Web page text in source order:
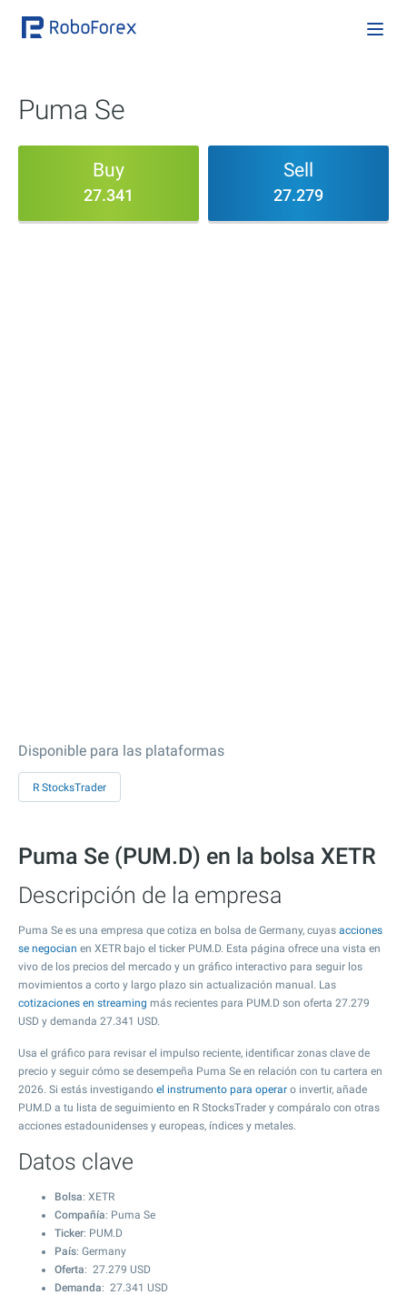
Puma Se
Buy
27.341
Sell
27.279
Disponible para las plataformas
R StocksTrader
Puma Se (PUM.D) en la bolsa XETR
Descripción de la empresa
Puma Se es una empresa que cotiza en bolsa de Germany, cuyas acciones
se negocian en XETR bajo el ticker PUM.D. Esta página ofrece una vista en
vivo de los precios del mercado y un gráfico interactivo para seguir los
movimientos a corto y largo plazo sin actualización manual. Las
cotizaciones en streaming más recientes para PUM.D son oferta 27.279
USD y demanda 27.341 USD.
Usa el gráfico para revisar el impulso reciente, identificar zonas clave de
precio y seguir cómo se desempeña Puma Se en relación con tu cartera en
2026. Si estás investigando el instrumento para operar o invertir, añade
PUM.D a tu lista de seguimiento en R StocksTrader y compáralo con otras
acciones estadounidenses y europeas, índices y metales.
Datos clave
Bolsa: XETR
Compañía: Puma Se
Ticker: PUM.D
País: Germany
Oferta: 27.279 USD
Demanda: 27.341 USD